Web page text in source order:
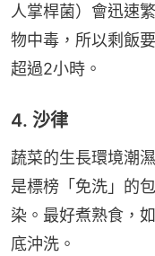
人掌桿菌）會迅速
物中毒，所以剩飯
超過2小時。
4. 沙律
蔬菜的生長環境潮
是標榜「免洗」的
染。最好煮熟食，
底沖洗。